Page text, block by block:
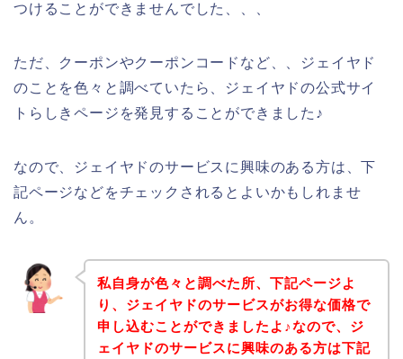
つけることができませんでした、、、
ただ、クーポンやクーポンコードなど、、ジェイヤド
のことを色々と調べていたら、ジェイヤドの公式サイ
トらしきページを発見することができました♪
なので、ジェイヤドのサービスに興味のある方は、下
記ページなどをチェックされるとよいかもしれませ
ん。
私自身が色々と調べた所、下記ページよ
り、ジェイヤドのサービスがお得な価格で
申し込むことができましたよ♪なので、ジ
ェイヤドのサービスに興味のある方は下記